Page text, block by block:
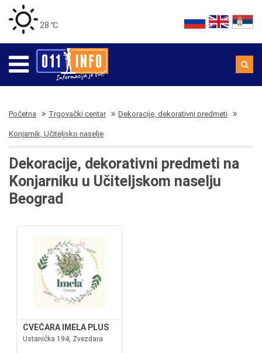
28 ℃
Početna Trgovački centar Dekoracije, dekorativni predmeti
Konjarnik, Učiteljsko naselje
Dekoracije, dekorativni predmeti na
Konjarniku u Učiteljskom naselju
Beograd
CVEĆARA IMELA PLUS
Ustanička 194, Zvezdara